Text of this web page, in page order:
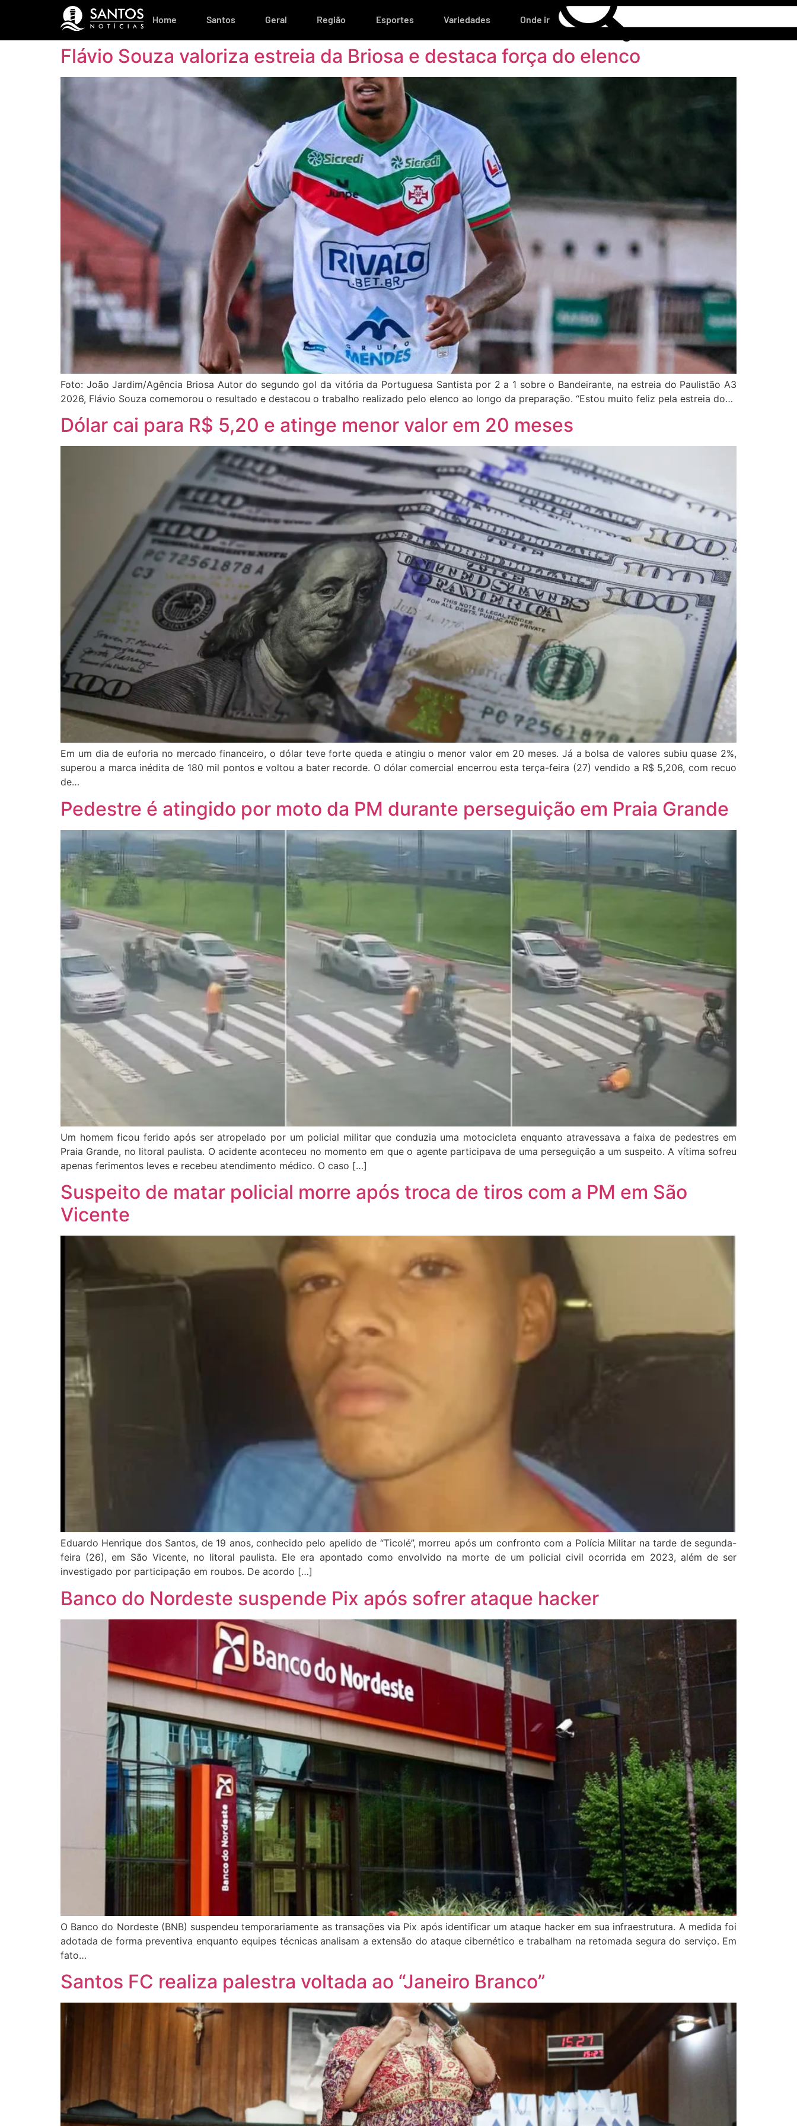
Home Santos Geral Região Esportes Variedades Onde ir
Flávio Souza valoriza estreia da Briosa e destaca força do elenco
Foto: João Jardim/Agência Briosa Autor do segundo gol da vitória da Portuguesa Santista por 2 a 1 sobre o Bandeirante, na estreia do Paulistão A3
2026, Flávio Souza comemorou o resultado e destacou o trabalho realizado pelo elenco ao longo da preparação. “Estou muito feliz pela estreia do…
Dólar cai para R$ 5,20 e atinge menor valor em 20 meses
Em um dia de euforia no mercado financeiro, o dólar teve forte queda e atingiu o menor valor em 20 meses. Já a bolsa de valores subiu quase 2%,
superou a marca inédita de 180 mil pontos e voltou a bater recorde. O dólar comercial encerrou esta terça-feira (27) vendido a R$ 5,206, com recuo
de…
Pedestre é atingido por moto da PM durante perseguição em Praia Grande
Um homem ficou ferido após ser atropelado por um policial militar que conduzia uma motocicleta enquanto atravessava a faixa de pedestres em
Praia Grande, no litoral paulista. O acidente aconteceu no momento em que o agente participava de uma perseguição a um suspeito. A vítima sofreu
apenas ferimentos leves e recebeu atendimento médico. O caso […]
Suspeito de matar policial morre após troca de tiros com a PM em São
Vicente
Eduardo Henrique dos Santos, de 19 anos, conhecido pelo apelido de “Ticolé”, morreu após um confronto com a Polícia Militar na tarde de segunda-
feira (26), em São Vicente, no litoral paulista. Ele era apontado como envolvido na morte de um policial civil ocorrida em 2023, além de ser
investigado por participação em roubos. De acordo […]
Banco do Nordeste suspende Pix após sofrer ataque hacker
O Banco do Nordeste (BNB) suspendeu temporariamente as transações via Pix após identificar um ataque hacker em sua infraestrutura. A medida foi
adotada de forma preventiva enquanto equipes técnicas analisam a extensão do ataque cibernético e trabalham na retomada segura do serviço. Em
fato…
Santos FC realiza palestra voltada ao “Janeiro Branco”